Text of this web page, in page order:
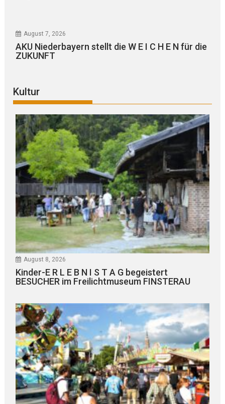
August 7, 2026
AKU Niederbayern stellt die W E I C H E N für die
ZUKUNFT
Kultur
August 8, 2026
Kinder-E R L E B N I S T A G begeistert
BESUCHER im Freilichtmuseum FINSTERAU